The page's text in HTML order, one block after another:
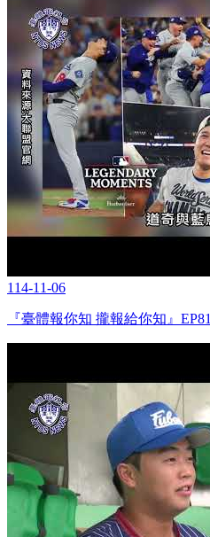
114-11-06
『臺體報你知 攏報給你知』EP81